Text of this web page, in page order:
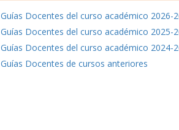
Guías Docentes del curso académico 2026-
Guías Docentes del curso académico 2025-
Guías Docentes del curso académico 2024-
Guías Docentes de cursos anteriores